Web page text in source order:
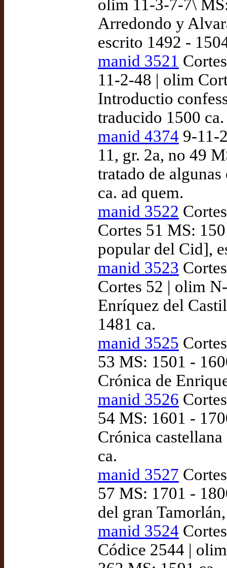
olim 11-3-7-7\
Arredondo y
escrito 1492 -
manid 3521
11-2-48 | olim
Introductio
traducido 1500
manid 4374 9-11-
11, gr. 2a, no 49
tratado de
ca. ad quem.
manid 3522
Cortes 51 MS:
popular del Cid],
manid 3523
Cortes 52 | olim
Enríquez del
1481 ca.
manid 3525
53 MS: 1501 -
Crónica de
manid 3526
54 MS: 1601 -
Crónica
ca.
manid 3527
57 MS: 1701 -
del gran
manid 3524
Códice 2544 |